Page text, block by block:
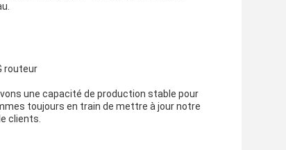
routeur
une capacité de production stable pour
toujours en train de mettre à jour notre
clients.